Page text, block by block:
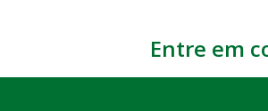
Entre em